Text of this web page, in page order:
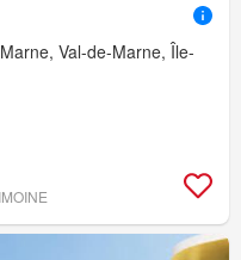
Val-de-Marne, Île-